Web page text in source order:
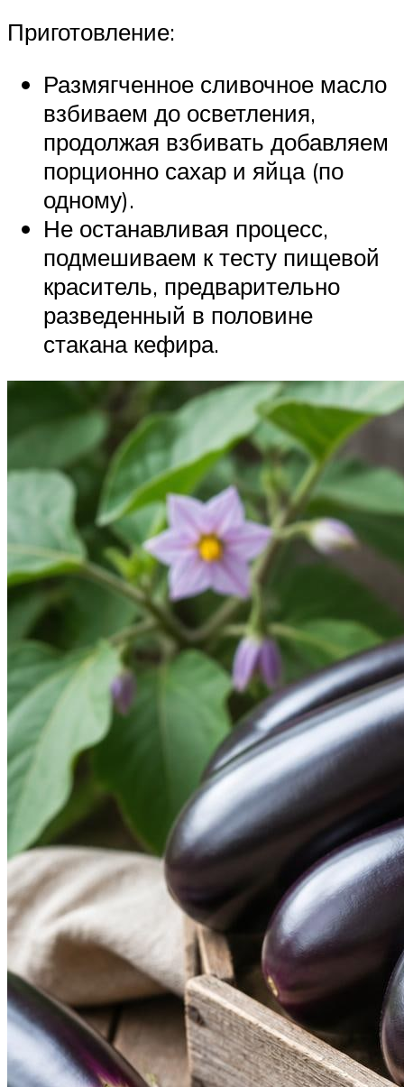
Приготовление:
Размягченное сливочное масло
взбиваем до осветления,
продолжая взбивать добавляем
порционно сахар и яйца (по
одному).
Не останавливая процесс,
подмешиваем к тесту пищевой
краситель, предварительно
разведенный в половине
стакана кефира.